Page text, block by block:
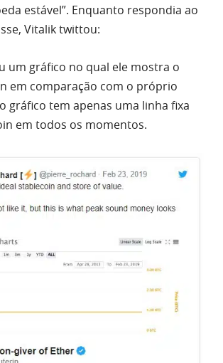
estável”. Enquanto respondia ao
Vitalik twittou:
um gráfico no qual ele mostra o
em comparação com o próprio
gráfico tem apenas uma linha fixa
em todos os momentos.